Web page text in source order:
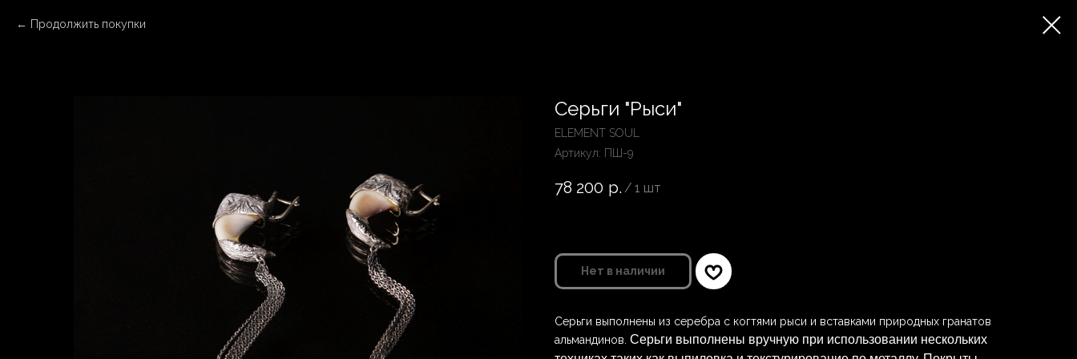
Продолжить покупки
Серьги "Рыси"
ELEMENT SOUL
Артикул: ПШ-9
78 200 р./ 1 шт
Нет в наличии
Серьги выполнены из серебра с когтями рыси и вставками природных гранатов
альмандинов. Серьги выполнены вручную при использовании нескольких